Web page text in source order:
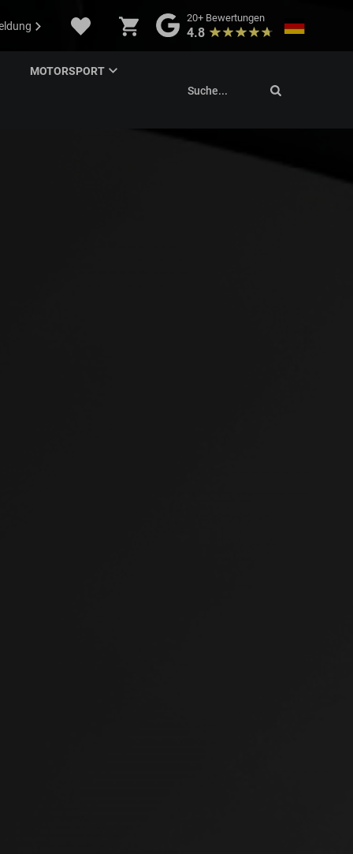
20+Bewertungen
4.8
MOTORSPORT
Suche...